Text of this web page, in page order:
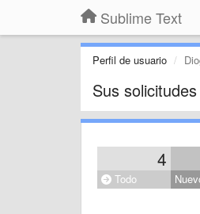
Sublime Text
Perfil de usuario
Sus
4
Todo